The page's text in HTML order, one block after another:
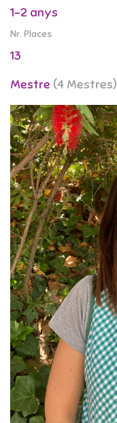
1-2 anys
Nr. Places
13
Mestre (4 Mestres)